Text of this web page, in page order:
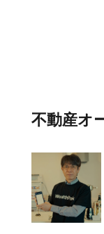
不動産オ